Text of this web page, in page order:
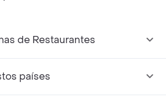
de Restaurantes
países